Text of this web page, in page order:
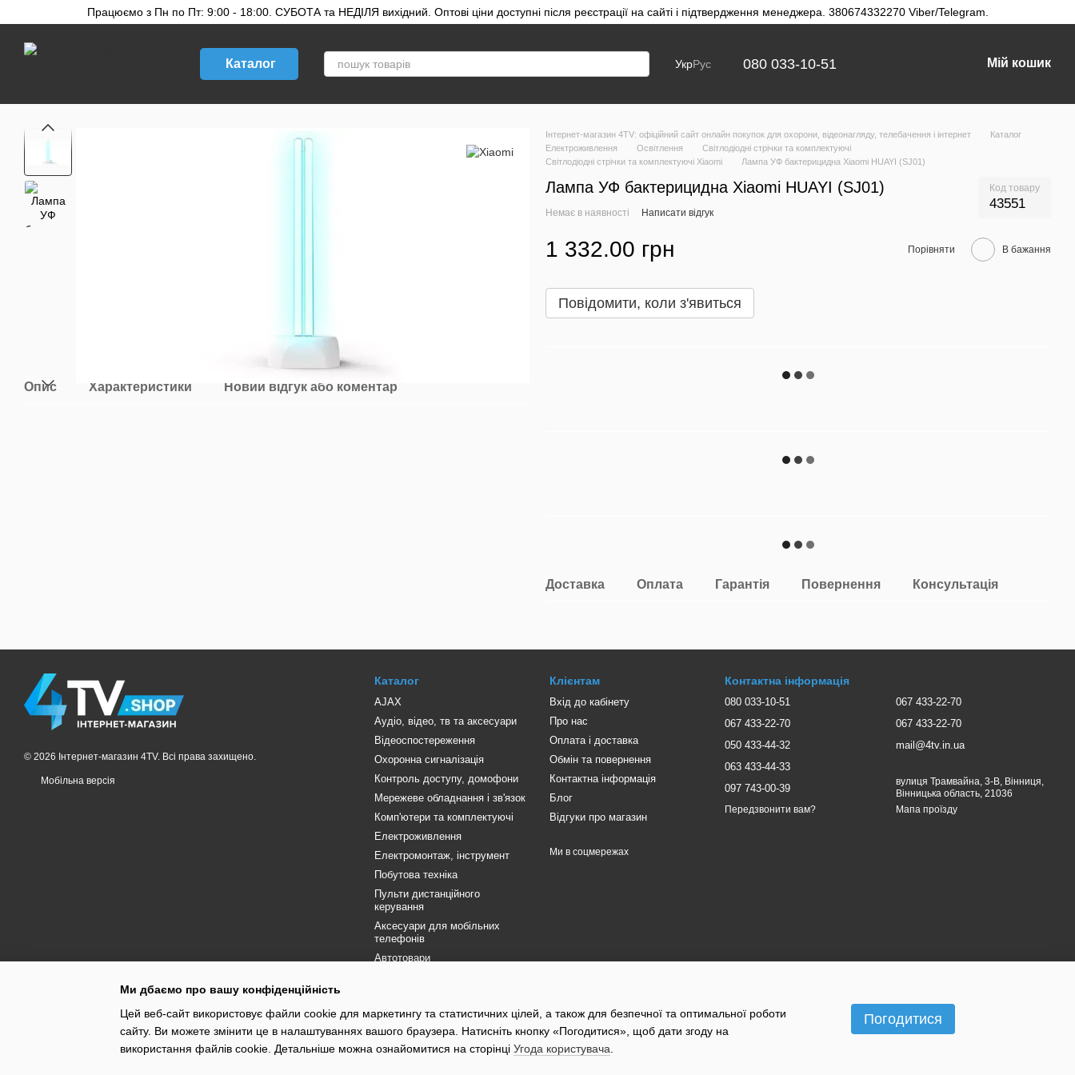
Перейти до основного контенту
Працюємо з Пн по Пт: 9:00 - 18:00. СУБОТА та НЕДІЛЯ вихідний. Оптові ціни доступні після реєстрації на сайті і підтвердження менеджера. 380674332270 Viber/Telegram.
Каталог УкрРус 080 033-10-51 Мій кошик
Опис Характеристики Новий відгук або коментар
Інтернет-магазин 4TV: офіційний сайт онлайн покупок для охорони, відеонагляду, телебачення і інтернет
Каталог
Електроживлення
Освітлення
Світлодіодні стрічки та комплектуючі
Світлодіодні стрічки та комплектуючі Xiaomi
Лампа УФ бактерицидна Xiaomi HUAYI (SJ01)
Лампа УФ бактерицидна Xiaomi HUAYI (SJ01) Код товару
43551
Немає в наявності Написати відгук
1 332.00 грн Порівняти В бажання
Повідомити, коли з'явиться
Доставка Оплата Гарантія Повернення Консультація
© 2026 Інтернет-магазин 4TV. Всі права захищено.
Мобільна версія
Каталог
AJAX
Аудіо, відео, тв та аксесуари
Відеоспостереження
Охоронна сигналізація
Контроль доступу, домофони
Мережеве обладнання і зв'язок
Комп'ютери та комплектуючі
Електроживлення
Електромонтаж, інструмент
Побутова техніка
Пульти дистанційного
керування
Аксесуари для мобільних
телефонів
Автотовари
Розпродаж
Клієнтам
Вхід до кабінету
Про нас
Оплата і доставка
Обмін та повернення
Контактна інформація
Блог
Відгуки про магазин
Ми в соцмережах
Контактна інформація
080 033-10-51
067 433-22-70
050 433-44-32
063 433-44-33
097 743-00-39
Передзвонити вам?
067 433-22-70
067 433-22-70
mail@4tv.in.ua
вулиця Трамвайна, 3-В, Вінниця,
Вінницька область, 21036
Мапа проїзду
Ми дбаємо про вашу конфіденційність
Цей веб-сайт використовує файли cookie для маркетингу та статистичних цілей, а також для безпечної та оптимальної роботи
сайту. Ви можете змінити це в налаштуваннях вашого браузера. Натисніть кнопку «Погодитися», щоб дати згоду на
використання файлів cookie. Детальніше можна ознайомитися на сторінці Угода користувача
Погодитися